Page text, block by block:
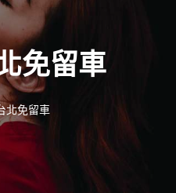
免留車
北免留車